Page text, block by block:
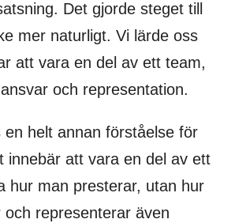
Det gjorde steget till
mer naturligt. Vi lärde oss
att vara en del av ett team,
och representation.
en helt annan förståelse för
innebär att vara en del av ett
hur man presterar, utan hur
och representerar även